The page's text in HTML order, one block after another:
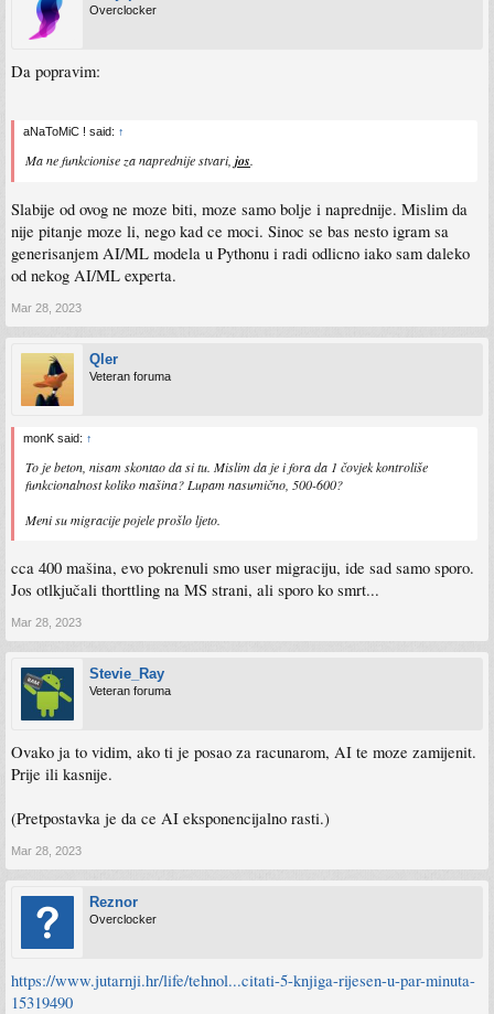
Overclocker
Da popravim:
aNaToMiC ! said: ↑
Ma ne funkcionise za naprednije stvari, jos.
Slabije od ovog ne moze biti, moze samo bolje i naprednije. Mislim da
nije pitanje moze li, nego kad ce moci. Sinoc se bas nesto igram sa
generisanjem AI/ML modela u Pythonu i radi odlicno iako sam daleko
od nekog AI/ML experta.
Mar 28, 2023
Qler
Veteran foruma
monK said: ↑
To je beton, nisam skontao da si tu. Mislim da je i fora da 1 čovjek kontroliše
funkcionalnost koliko mašina? Lupam nasumično, 500-600?
Meni su migracije pojele prošlo ljeto.
cca 400 mašina, evo pokrenuli smo user migraciju, ide sad samo sporo.
Jos otlkjučali thorttling na MS strani, ali sporo ko smrt...
Mar 28, 2023
Stevie_Ray
Veteran foruma
Ovako ja to vidim, ako ti je posao za racunarom, AI te moze zamijenit.
Prije ili kasnije.
(Pretpostavka je da ce AI eksponencijalno rasti.)
Mar 28, 2023
Reznor
Overclocker
https://www.jutarnji.hr/life/tehnol...citati-5-knjiga-rijesen-u-par-minuta-
15319490